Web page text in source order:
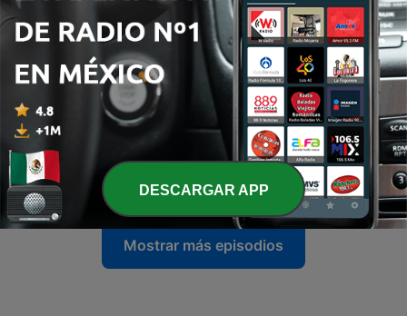
25 oct. 2025
92 - Conforme a tu fe sea hecho
05 oct. 2025
91 Cuando buscas al señor
05 oct. 2025
90 - Estén alerta
05 oct. 2025
Mostrar más episodios
DESCARGAR APP